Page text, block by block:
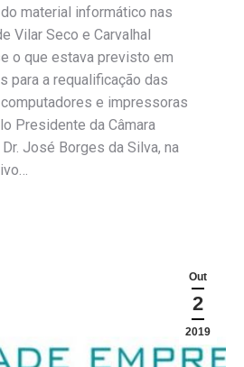
material informático nas
Vilar Seco e Carvalhal
o que estava previsto em
para a requalificação das
e impressoras
Presidente da Câmara
José Borges da Silva, na
Out
2
2019